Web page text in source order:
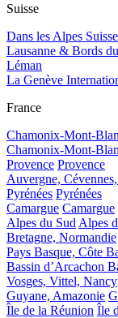
Suisse
Dans les Alpes
Lausanne & Bords
Léman
La Genève
France
Chamonix-Mont-
Chamonix-Mont-
Provence Provence
Auvergne,
Pyrénées Pyrénées
Camargue Camargue
Alpes du Sud Alpes
Bretagne, Normandie
Pays Basque, Côte
Bassin d’Arcachon
Vosges, Vittel, Nancy
Guyane, Amazonie
Île de la Réunion Île